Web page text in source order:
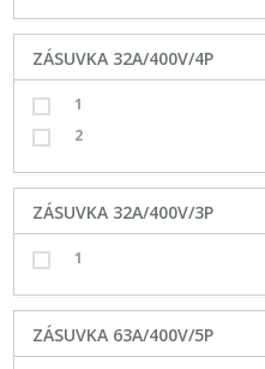
ZÁSUVKA 32A/400V/4P
1
2
ZÁSUVKA 32A/400V/3P
1
ZÁSUVKA 63A/400V/5P